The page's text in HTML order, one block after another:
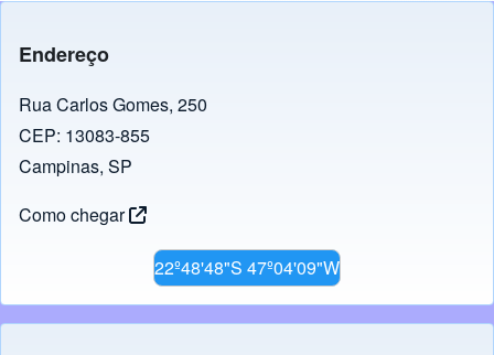
Endereço
Rua Carlos Gomes, 250
CEP: 13083-855
Campinas, SP
Como chegar
22º48'48"S 47º04'09"W